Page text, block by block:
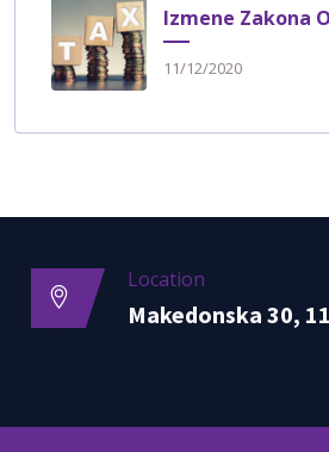
Izmene Zakona O Poreskom Postupku I Poreskoj
11/12/2020
Location
Makedonska 30,